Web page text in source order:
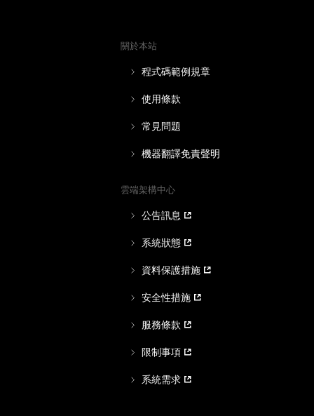
關於本站
程式碼範例規章
使用條款
常見問題
機器翻譯免責聲明
雲端架構中心
公告訊息
系統狀態
資料保護措施
安全性措施
服務條款
限制事項
系統需求